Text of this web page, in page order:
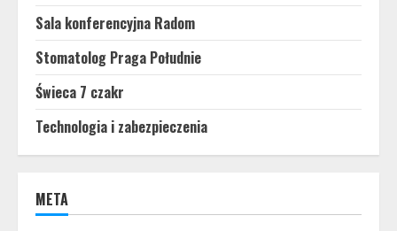
Sala konferencyjna Radom
Stomatolog Praga Południe
Świeca 7 czakr
Technologia i zabezpieczenia
META